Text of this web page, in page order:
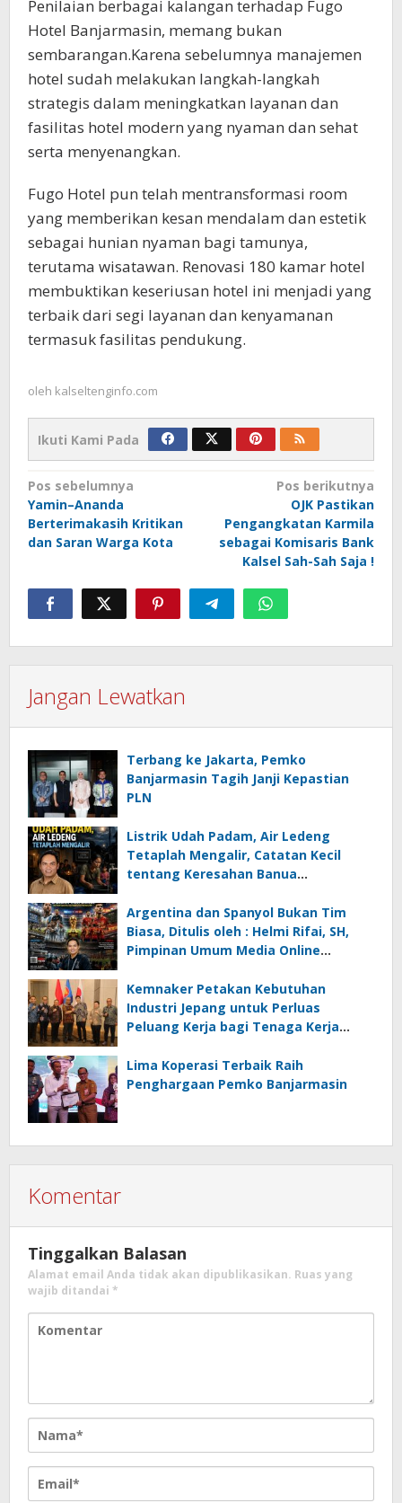
Penilaian berbagai kalangan terhadap Fugo
Hotel Banjarmasin, memang bukan
sembarangan.Karena sebelumnya manajemen
hotel sudah melakukan langkah-langkah
strategis dalam meningkatkan layanan dan
fasilitas hotel modern yang nyaman dan sehat
serta menyenangkan.
Fugo Hotel pun telah mentransformasi room
yang memberikan kesan mendalam dan estetik
sebagai hunian nyaman bagi tamunya,
terutama wisatawan. Renovasi 180 kamar hotel
membuktikan keseriusan hotel ini menjadi yang
terbaik dari segi layanan dan kenyamanan
termasuk fasilitas pendukung.
oleh kalseltenginfo.com
Ikuti Kami Pada
Navigasi
pos
Pos sebelumnya
Yamin–Ananda
Berterimakasih Kritikan
dan Saran Warga Kota
Pos berikutnya
OJK Pastikan
Pengangkatan Karmila
sebagai Komisaris Bank
Kalsel Sah-Sah Saja !
Jangan Lewatkan
Terbang ke Jakarta, Pemko
Banjarmasin Tagih Janji Kepastian
PLN
Listrik Udah Padam, Air Ledeng
Tetaplah Mengalir, Catatan Kecil
tentang Keresahan Banua
Ancaman Lingkungan, Oleh : Helmi
Rifai, SH
Argentina dan Spanyol Bukan Tim
Biasa, Ditulis oleh : Helmi Rifai, SH,
Pimpinan Umum Media Online
Kemnaker Petakan Kebutuhan
Industri Jepang untuk Perluas
Peluang Kerja bagi Tenaga Kerja
Lima Koperasi Terbaik Raih
Penghargaan Pemko Banjarmasin
Komentar
Tinggalkan Balasan
Alamat email Anda tidak akan dipublikasikan. Ruas yang
wajib ditandai *